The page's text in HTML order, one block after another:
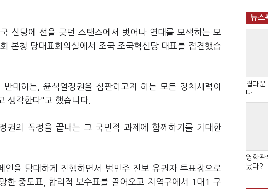
신당에 선을 긋던 스탠스에서 벗어나 연대를 모색하는 모
본청 당대표회의실에서 조국 조국혁신당 대표를 접견했습
대하는, 윤석열정권을 심판하고자 하는 모든 정치세력이
생각한다"고 했습니다.
권의 폭정을 끝내는 그 국민적 과제에 함께하기를 기대한
을 담대하게 진행하면서 범민주 진보 유권자 투표장으로
한 중도표, 합리적 보수표를 끌어오고 지역구에서 1대1 구
뉴스
집다
다
영화관
났다?